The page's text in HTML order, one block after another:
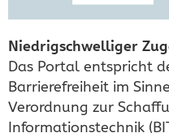
Niedrigschwelliger
Das Portal entspricht
Barrierefreiheit im
Verordnung zur
Informationstechnik